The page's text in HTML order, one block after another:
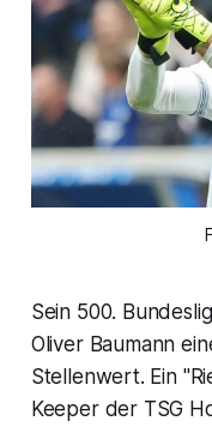
Sein 500.
Oliver Baumann
Stellenwert. Ein
Keeper der TSG